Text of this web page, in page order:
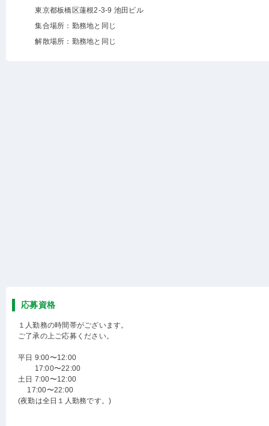
東京都板橋区蓮根2-3-9 池田ビル
集合場所：勤務地と同じ
解散場所：勤務地と同じ
応募資格
１人勤務の時間帯がございます。
ご了承の上ご応募ください。
平日 9:00〜12:00
17:00〜22:00
土日 7:00〜12:00
17:00〜22:00
(夜勤は全日１人勤務です。)